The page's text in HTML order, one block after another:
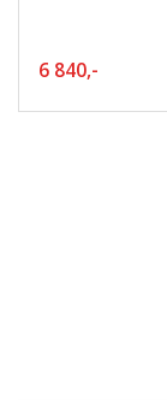
6 840,-